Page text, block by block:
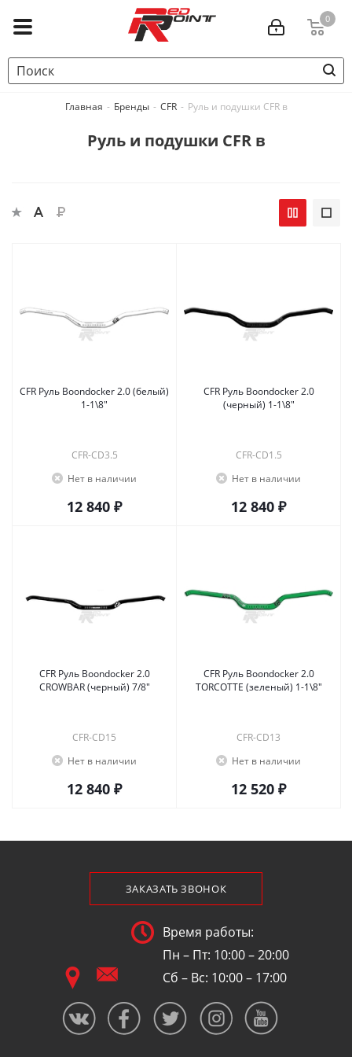
0
Главная - Бренды - CFR - Руль и подушки CFR в
Руль и подушки CFR в
CFR Руль Boondocker 2.0 (белый)
1-1\8"
CFR-CD3.5
Нет в наличии
12 840 ₽
CFR Руль Boondocker 2.0
(черный) 1-1\8"
CFR-CD1.5
Нет в наличии
12 840 ₽
CFR Руль Boondocker 2.0
CROWBAR (черный) 7/8"
CFR-CD15
Нет в наличии
12 840 ₽
CFR Руль Boondocker 2.0
TORCOTTE (зеленый) 1-1\8"
CFR-CD13
Нет в наличии
12 520 ₽
ЗАКАЗАТЬ ЗВОНОК
Время работы:
Пн – Пт: 10:00 – 20:00
Сб – Вс: 10:00 – 17:00